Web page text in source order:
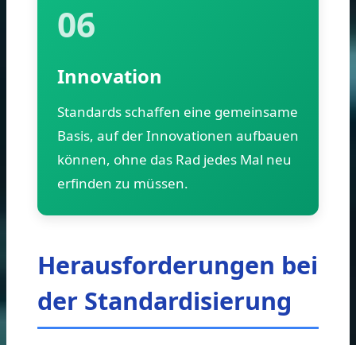
06
Innovation
Standards schaffen eine gemeinsame
Basis, auf der Innovationen aufbauen
können, ohne das Rad jedes Mal neu
erfinden zu müssen.
Herausforderungen bei
der Standardisierung